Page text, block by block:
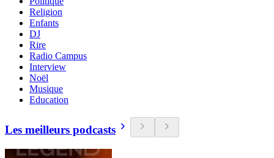
Religion
Enfants
DJ
Rire
Radio Campus
Interview
Noël
Musique
Education
Les meilleurs podcasts